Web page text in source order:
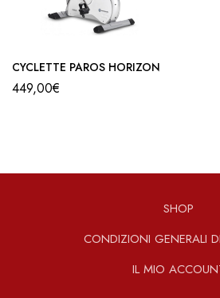
CYCLETTE PAROS HORIZON
449,00€
SHOP
CONDIZIONI GENERALI
IL MIO